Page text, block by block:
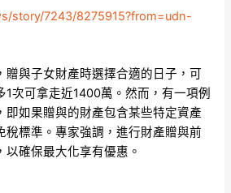
story/7243/8275915?from=udn-
贈與子女財產時選擇合適的日子，可
1次可拿走近1400萬。然而，有一項例
即如果贈與的財產包含某些特定資產
稅標準。專家強調，進行財產贈與前
確保最大化享有優惠。